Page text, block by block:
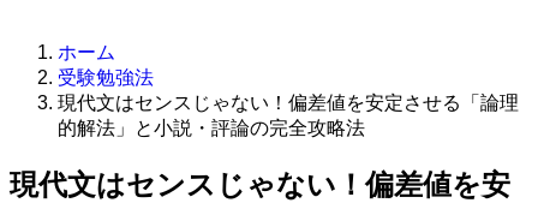
ホーム
受験勉強法
現代文はセンスじゃない！偏差値を安定させる「論理
的解法」と小説・評論の完全攻略法
現代文はセンスじゃない！偏差値を安